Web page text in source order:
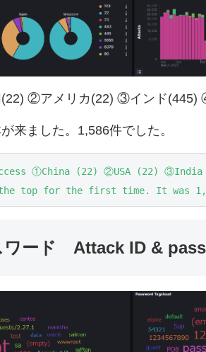
②アメリカ(22) ③インド(445)
来ました。1,586件でした。
①China (22) ②USA (22)
the top for the first time. It was
ワード Attack ID &